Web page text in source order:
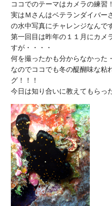
ココでのテーマはカメラの練習！
実はＭさんはベテランダイバー
の水中写真にチャレンジなんで
第一回目は昨年の１１月にカメ
すが・・・・
何を撮ったかも分からなかった
なのでココでも冬の醍醐味な粘
グ！！！